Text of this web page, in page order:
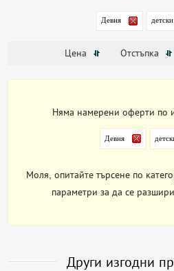
Девня
Цена Отстъпка
Няма намерени оферти по
Девня
Моля, опитайте търсене по
параметри за да се
Други изгодни